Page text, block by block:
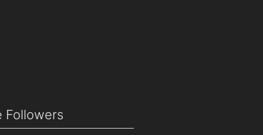
Followers